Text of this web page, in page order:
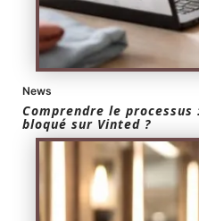
News
Comprendre le
bloqué sur Vinted ?